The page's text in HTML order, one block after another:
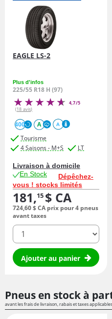
EAGLE LS-2
Plus d'infos
225/55 R18 H (97)
4,7/5
(18 avis)
400 A A
Tourisme
4 Saisons - M+S
LT
Livraison à domicile
En Stock
Dépêchez-
vous ! stocks limités
181,15 $ CA
724,60$ CA prix pour 4 pneus
avant taxes
quantité
Ajouter au panier
Pneus en stock à
avant les frais de livraison, rabais et taxes